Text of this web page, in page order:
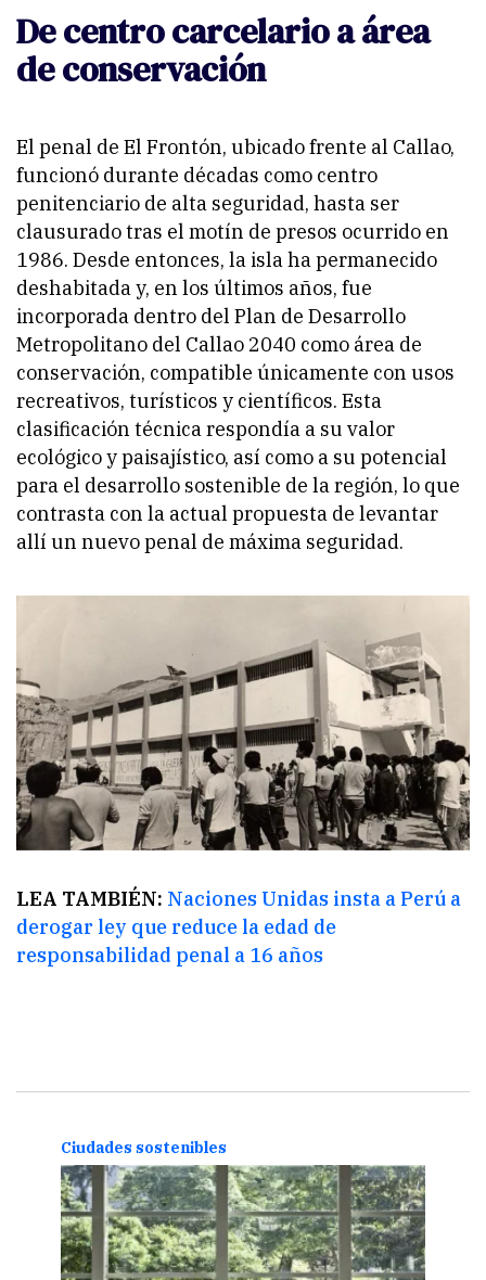
De centro carcelario a área
de conservación
El penal de El Frontón, ubicado frente al Callao,
funcionó durante décadas como centro
penitenciario de alta seguridad, hasta ser
clausurado tras el motín de presos ocurrido en
1986. Desde entonces, la isla ha permanecido
deshabitada y, en los últimos años, fue
incorporada dentro del Plan de Desarrollo
Metropolitano del Callao 2040 como área de
conservación, compatible únicamente con usos
recreativos, turísticos y científicos. Esta
clasificación técnica respondía a su valor
ecológico y paisajístico, así como a su potencial
para el desarrollo sostenible de la región, lo que
contrasta con la actual propuesta de levantar
allí un nuevo penal de máxima seguridad.
LEA TAMBIÉN: Naciones Unidas insta a Perú a
derogar ley que reduce la edad de
responsabilidad penal a 16 años
Ciudades sostenibles